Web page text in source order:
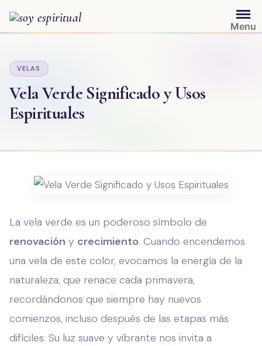
contenido
Menu
VELAS
Vela Verde Significado y Usos
Espirituales
La vela verde es un poderoso símbolo de
renovación y crecimiento. Cuando encendemos
una vela de este color, evocamos la energía de la
naturaleza, que renace cada primavera,
recordándonos que siempre hay nuevos
comienzos, incluso después de las etapas más
difíciles. Su luz suave y vibrante nos invita a